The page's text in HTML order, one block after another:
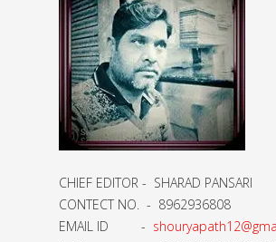
CHIEF EDITOR - SHARAD PANSARI
CONTECT NO. - 8962936808
EMAIL ID -